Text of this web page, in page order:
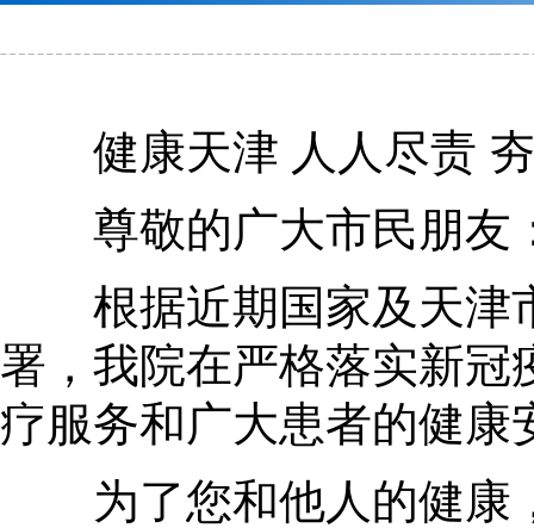
健康天津 人人尽责
尊敬的广大市民朋友
根据近期国家及天津
署，我院在严格落实新冠
疗服务和广大患者的健康
为了您和他人的健康